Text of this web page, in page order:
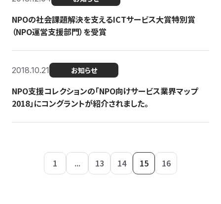
NPOの社会課題解決を支えるICTサービス大賞特別賞
（NPO運営支援部門）を受賞
2018.10.21 お知らせ
NPO支援コレクションの「NPO向けサービス業界マップ
2018」にコングラントが紹介されました。
1 ... 13 14 15 16